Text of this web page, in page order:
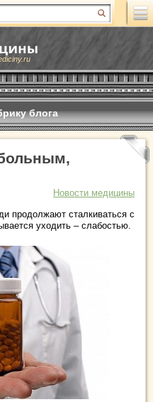
блога
Новости медицины
продолжают сталкиваться с
уходить – слабостью.